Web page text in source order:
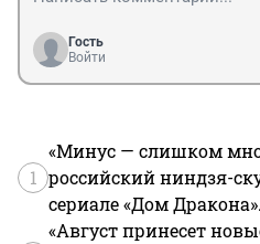
Гость
Войти
1
«Минус — слишком
российский ниндзя-
сериале «Дом
«Август принесет